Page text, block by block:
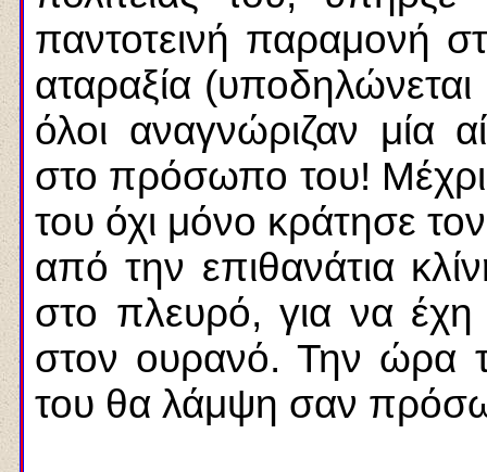
παντοτεινή παραμονή
αταραξία
όλοι αναγνώριζαν μία
στο πρόσωπο του! Μέχρι
του όχι μόνο κράτησε
από την επιθανάτια
στο πλευρό, για να
στον ουρανό. Την ώρα
του θα λάμψη σαν